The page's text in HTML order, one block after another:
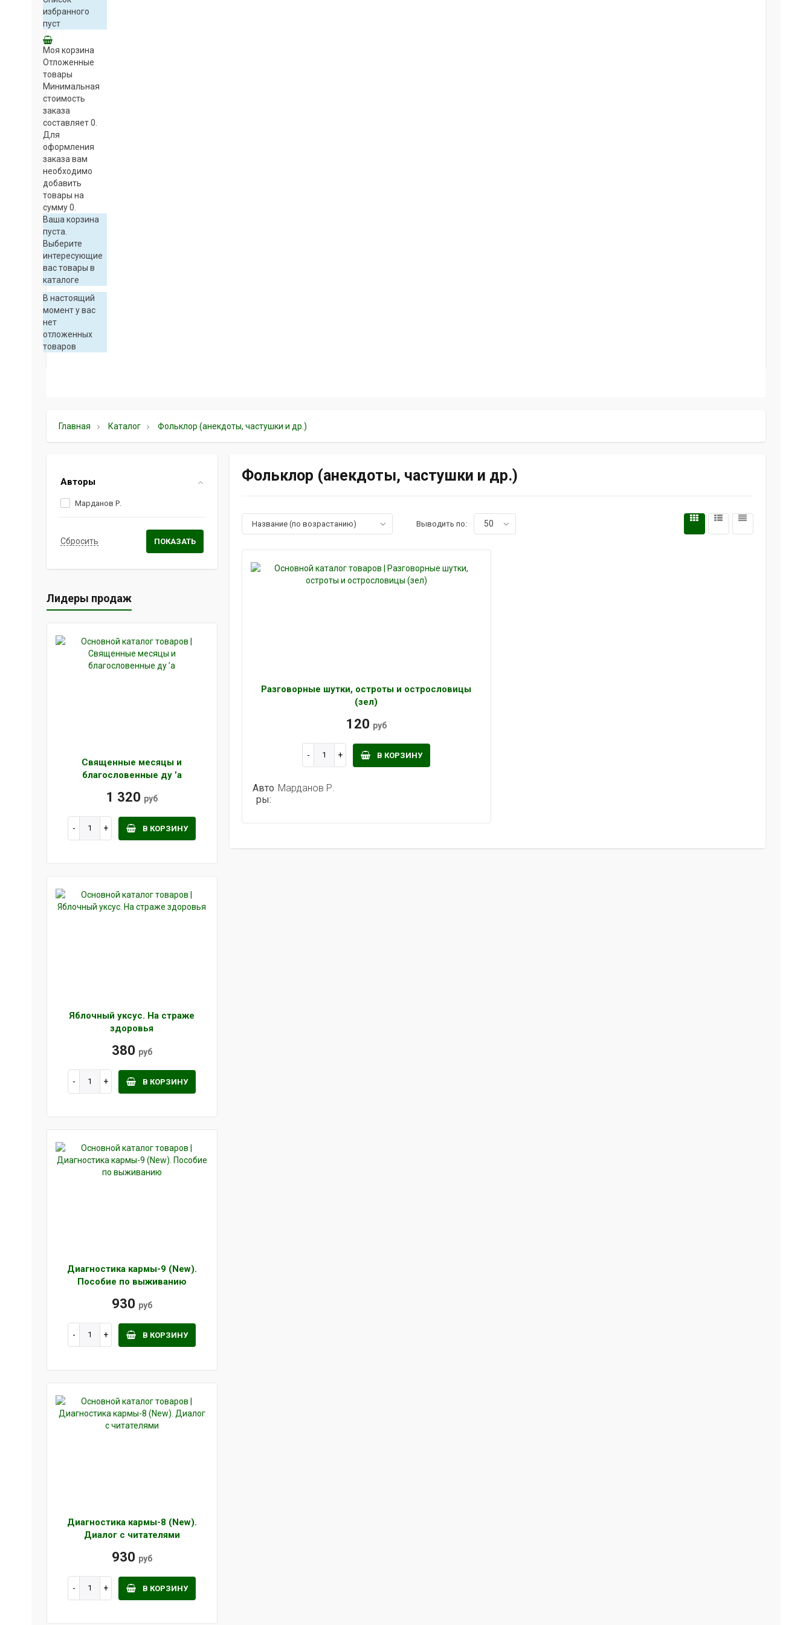
избранного
пуст
Моя корзина
Отложенные
товары
Минимальная
стоимость
заказа
составляет 0.
Для
оформления
заказа вам
необходимо
добавить
товары на
сумму 0.
Ваша корзина
пуста.
Выберите
интересующие
вас товары в
каталоге
В настоящий
момент у вас
нет
отложенных
товаров
Главная Каталог Фольклор (анекдоты, частушки и др.)
Авторы
Марданов Р.
Лидеры продаж
Священные месяцы и
благословенные ду ’а
1 320 руб
В КОРЗИНУ
Яблочный уксус. На страже
здоровья
380 руб
В КОРЗИНУ
Диагностика кармы-9 (New).
Пособие по выживанию
930 руб
В КОРЗИНУ
Диагностика кармы-8 (New).
Диалог с читателями
930 руб
В КОРЗИНУ
Фольклор (анекдоты, частушки и др.)
Название (по возрастанию) Выводить по: 50
о лор лорлор лор лор
Разговорные шутки, остроты и острословицы
(зел)
120 руб
В КОРЗИНУ
Авто
ры:
Марданов Р.